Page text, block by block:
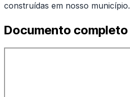
construídas em nosso município.
Documento completo